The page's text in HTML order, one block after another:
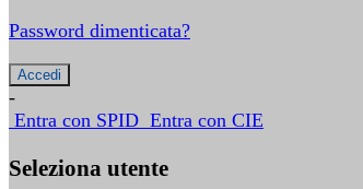
Password dimenticata?
-
Entra con SPID Entra con CIE
Seleziona utente